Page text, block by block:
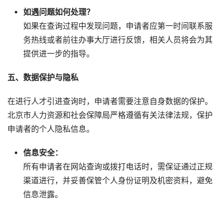
如遇问题如何处理？
如果在查询过程中发现问题，申请者应第一时间联系服
务热线或者前往办事大厅进行反馈，相关人员将会为其
提供进一步的指导。
五、数据保护与隐私
在进行人才引进查询时，申请者需要注意自身数据的保护。
北京市人力资源和社会保障局严格遵循有关法律法规，保护
申请者的个人隐私信息。
信息安全：
所有申请者在网站查询或拨打电话时，需保证通过正规
渠道进行，并妥善保管个人身份证明及机密资料，避免
信息泄露。